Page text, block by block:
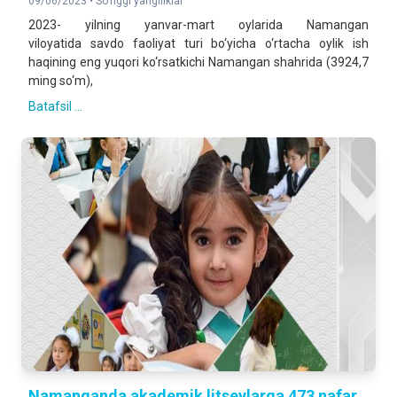
2023- yilning yanvar-mart oylarida Namangan
viloyatida savdo faoliyat turi bo‘yicha o‘rtacha oylik ish
haqining eng yuqori ko‘rsatkichi Namangan shahrida (3924,7
ming so‘m),
Batafsil ...